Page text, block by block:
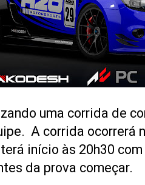
uma corrida de
A corrida ocorrerá
início às 20h30
da prova começar.